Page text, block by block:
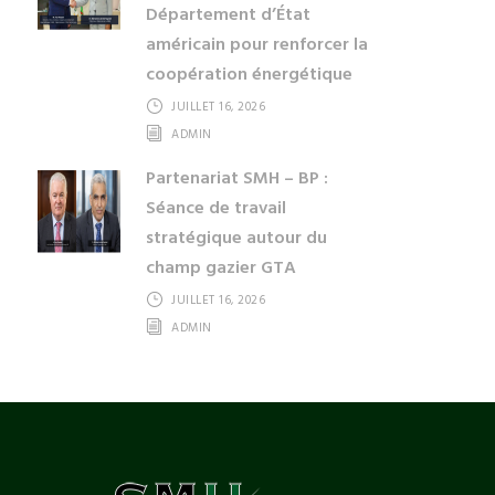
Département d’État
américain pour renforcer la
coopération énergétique
JUILLET 16, 2026
ADMIN
Partenariat SMH – BP :
Séance de travail
stratégique autour du
champ gazier GTA
JUILLET 16, 2026
ADMIN